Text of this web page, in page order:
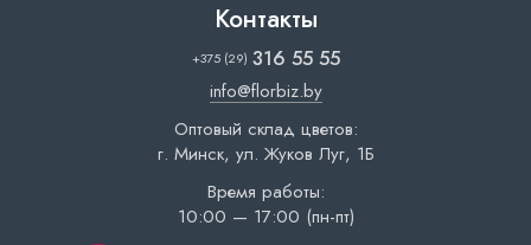
Контакты
+375 (29) 316 55 55
info@florbiz.by
Оптовый склад цветов:
г. Минск, ул. Жуков Луг, 1Б
Время работы:
10:00 — 17:00 (пн-пт)